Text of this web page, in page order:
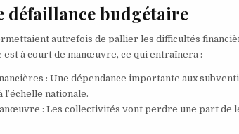
défaillance budgétaire
autrefois de pallier les difficultés
est à court de manœuvre, ce qui entraînera :
: Une dépendance importante aux
nationale.
: Les collectivités vont perdre une part de